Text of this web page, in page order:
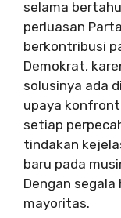
selama
perluasan
berkontribusi
Demokrat,
solusinya ada
upaya
setiap
tindakan
baru pada
Dengan
mayoritas.